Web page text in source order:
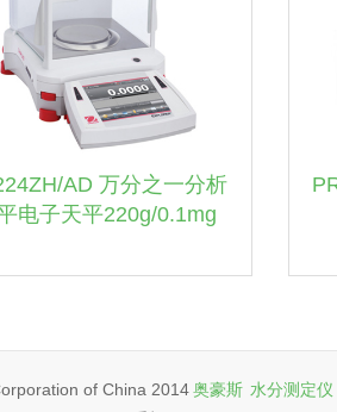
AD 万分之一分析
电子天平220g/0.1mg
of China 2014 奥豪斯 水分测定仪